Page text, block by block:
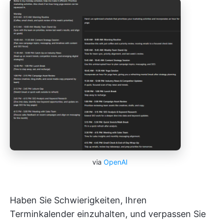
via OpenAI
Haben Sie Schwierigkeiten, Ihren
Terminkalender einzuhalten, und verpassen Sie